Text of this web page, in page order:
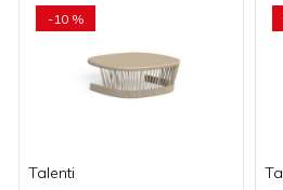
-10 %
Talenti